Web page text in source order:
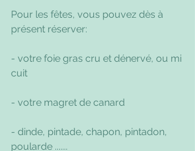
Pour les fêtes, vous pouvez dès à
présent réserver:
- votre foie gras cru et dénervé, ou mi
cuit
- votre magret de canard
- dinde, pintade, chapon, pintadon,
poularde .......